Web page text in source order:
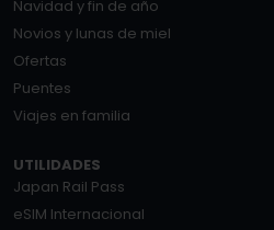
Navidad y fin de año
Novios y lunas de miel
Ofertas
Puentes
Viajes en familia
UTILIDADES
Japan Rail Pass
eSIM Internacional